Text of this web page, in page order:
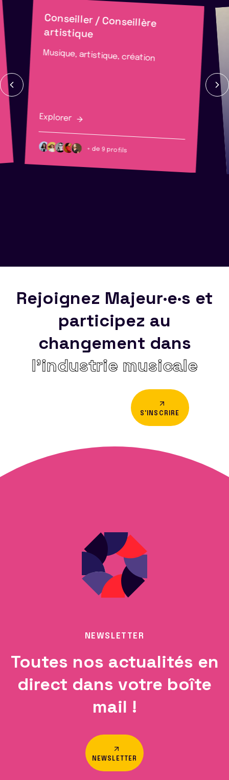
Conseiller / Conseillère
artistique
Musique, artistique, création
Explorer
+ de 9 profils
Rejoignez Majeur·e·s et
participez au
changement dans
l’industrie musicale
S'INSCRIRE
NEWSLETTER
Toutes nos actualités en
direct dans votre boîte
mail !
NEWSLETTER